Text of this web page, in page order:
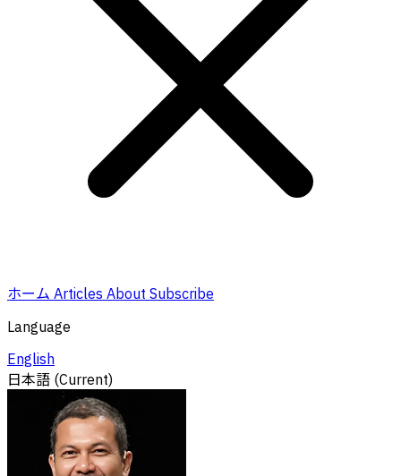
ホーム Articles About Subscribe
Language
English
日本語 (Current)